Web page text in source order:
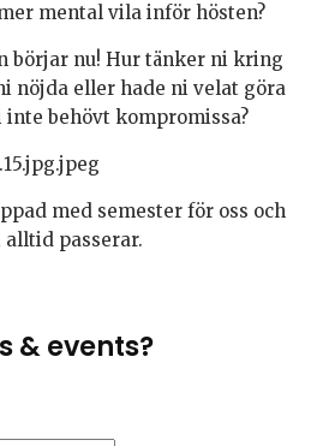
mental vila inför hösten?
börjar nu! Hur tänker ni kring
nöjda eller hade ni velat göra
behövt kompromissa?
med semester för oss och
alltid passerar.
& events?